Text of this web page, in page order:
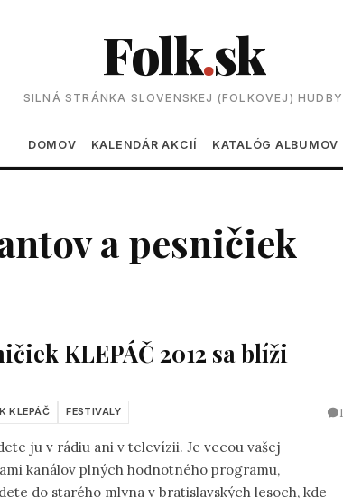
Folk.sk
SILNÁ STRÁNKA SLOVENSKEJ (FOLKOVEJ) HUDBY
Main navigation
DOMOV KALENDÁR AKCIÍ KATALÓG ALBUMOV
a pesničiek
KLEPÁČ 2012 sa blíži
KLEPÁČ FESTIVALY 1
ju v rádiu ani v televízii. Je vecou vašej
kanálov plných hodnotného programu,
do starého mlyna v bratislavských lesoch, kde